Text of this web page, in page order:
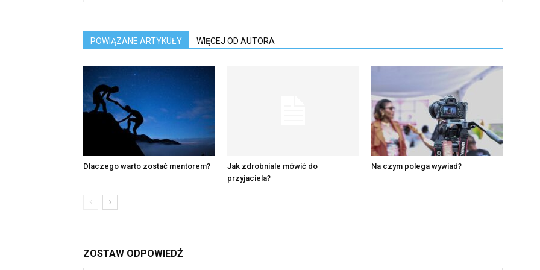
POWIĄZANE ARTYKUŁY WIĘCEJ OD AUTORA
Dlaczego warto zostać mentorem?
Jak zdrobniale mówić do
przyjaciela?
Na czym polega wywiad?
ZOSTAW ODPOWIEDŹ